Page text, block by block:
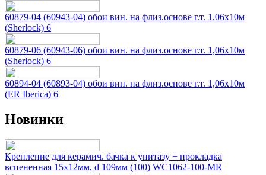
60879-04 (60943-04) обои вин. на флиз.основе г.т. 1,06х10м
(Sherlock) 6
60879-06 (60943-06) обои вин. на флиз.основе г.т. 1,06х10м
(Sherlock) 6
60894-04 (60893-04) обои вин. на флиз.основе г.т. 1,06х10м
(ER Iberica) 6
Новинки
Крепление для керамич. бачка к унитазу + прокладка
вспененная 15х12мм, d 109мм (100) WC1062-100-MR